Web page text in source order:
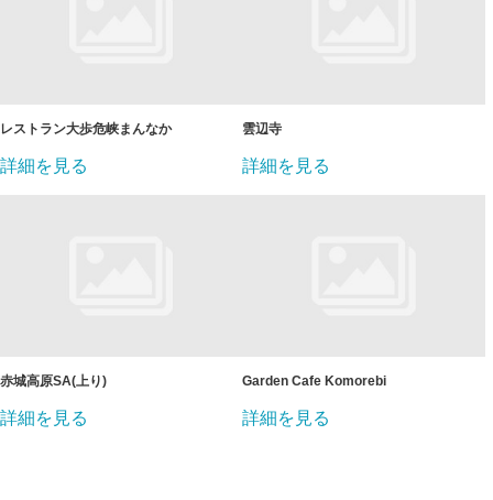
レストラン大歩危峡まんなか
詳細を見る
雲辺寺
詳細を見る
赤城高原SA(上り)
詳細を見る
Garden Cafe Komorebi
詳細を見る